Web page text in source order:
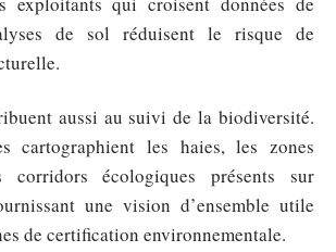
de sol réduisent le risque de
aussi au suivi de la biodiversité.
cartographient les haies, les zones
écologiques présents sur
une vision d’ensemble utile
de certification environnementale.